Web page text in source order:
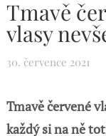
Tmavě
vlasy
30. července 2021
Tmavě červené
každý si na ně